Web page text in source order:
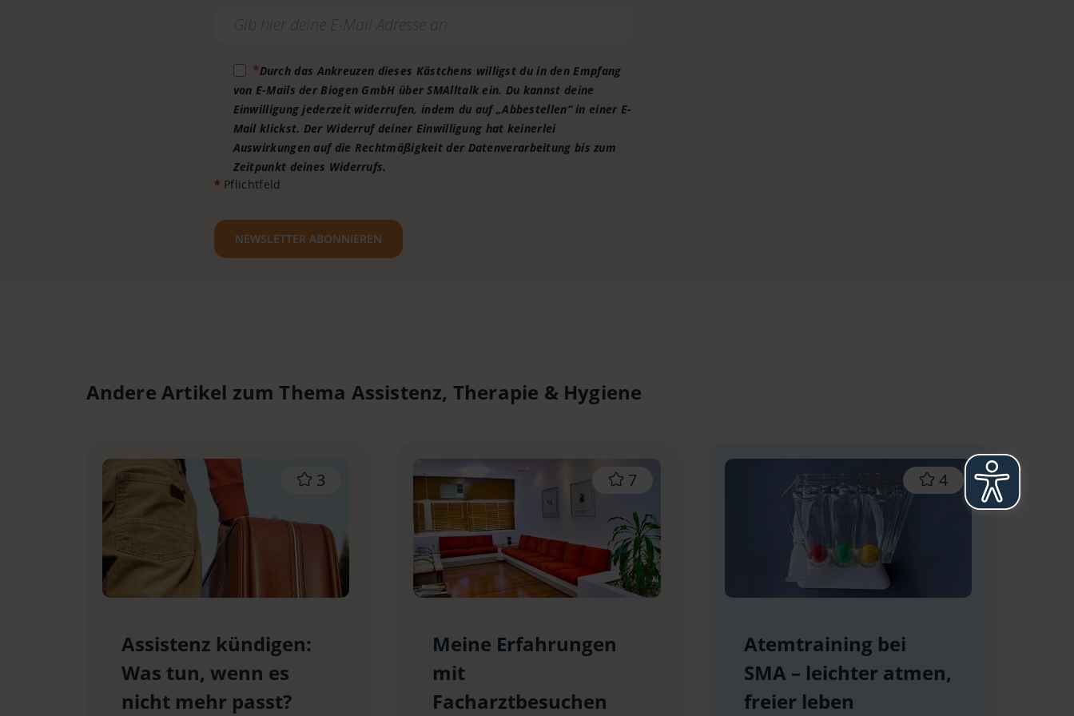
Durch das Ankreuzen dieses Kästchens willigst du in den Empfang
von E-Mails der Biogen GmbH über SMAlltalk ein. Du kannst deine
Einwilligung jederzeit widerrufen, indem du auf „Abbestellen“ in einer E-
Mail klickst. Der Widerruf deiner Einwilligung hat keinerlei
Auswirkungen auf die Rechtmäßigkeit der Datenverarbeitung bis zum
Zeitpunkt deines Widerrufs.
* Pflichtfeld
NEWSLETTER ABONNIEREN
Andere Artikel zum Thema Assistenz, Therapie & Hygiene
3
Assistenz kündigen:
Was tun, wenn es
nicht mehr passt?
7
Meine Erfahrungen
mit
Facharztbesuchen
4
Atemtraining bei
SMA – leichter atmen,
freier leben